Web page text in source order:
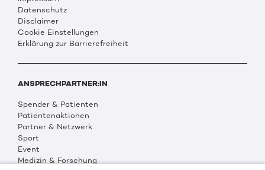
Datenschutz
Disclaimer
Cookie Einstellungen
Erklärung zur Barrierefreiheit
ANSPRECHPARTNER:IN
Spender & Patienten
Patientenaktionen
Partner & Netzwerk
Sport
Event
Medizin & Forschung